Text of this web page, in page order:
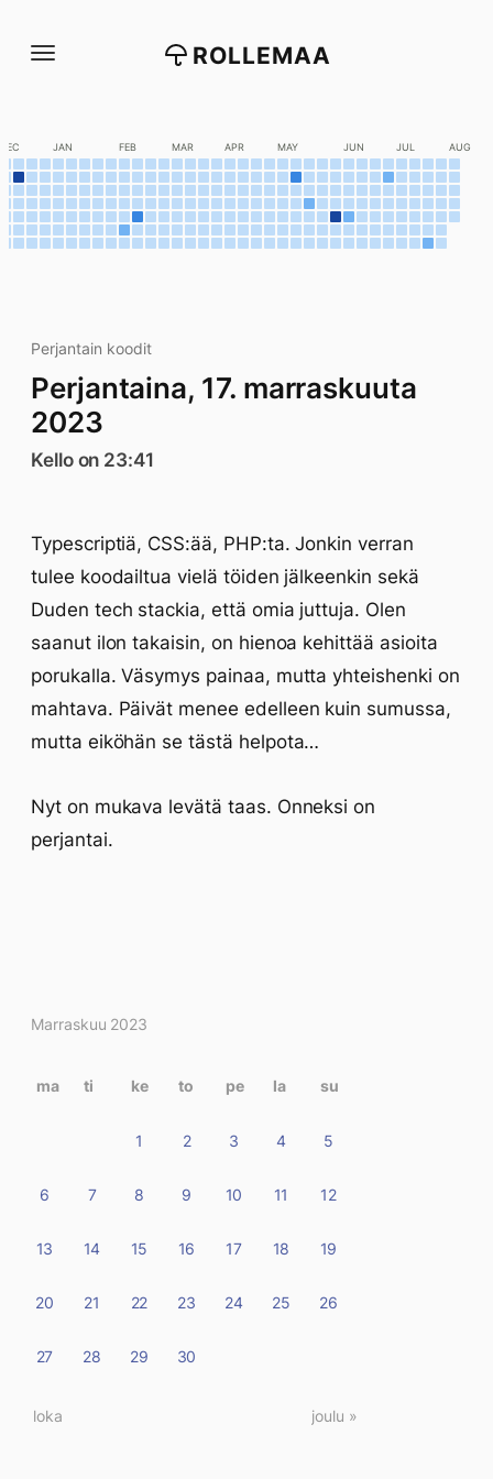
suoraan
ROLLEMAA
DEC JAN FEB MAR APR MAY JUN JUL AUG
Perjantain koodit
Perjantaina, 17. marraskuuta
2023
Kello on 23:41
Typescriptiä, CSS:ää, PHP:ta. Jonkin verran
tulee koodailtua vielä töiden jälkeenkin sekä
Duden tech stackia, että omia juttuja. Olen
saanut ilon takaisin, on hienoa kehittää asioita
porukalla. Väsymys painaa, mutta yhteishenki on
mahtava. Päivät menee edelleen kuin sumussa,
mutta eiköhän se tästä helpota…
Nyt on mukava levätä taas. Onneksi on
perjantai.
Kirjoitukset
Marraskuu 2023
ma ti ke to pe la su
1 2 3 4 5
6 7 8 9 10 11 12
13 14 15 16 17 18 19
20 21 22 23 24 25 26
27 28 29 30
« loka joulu »